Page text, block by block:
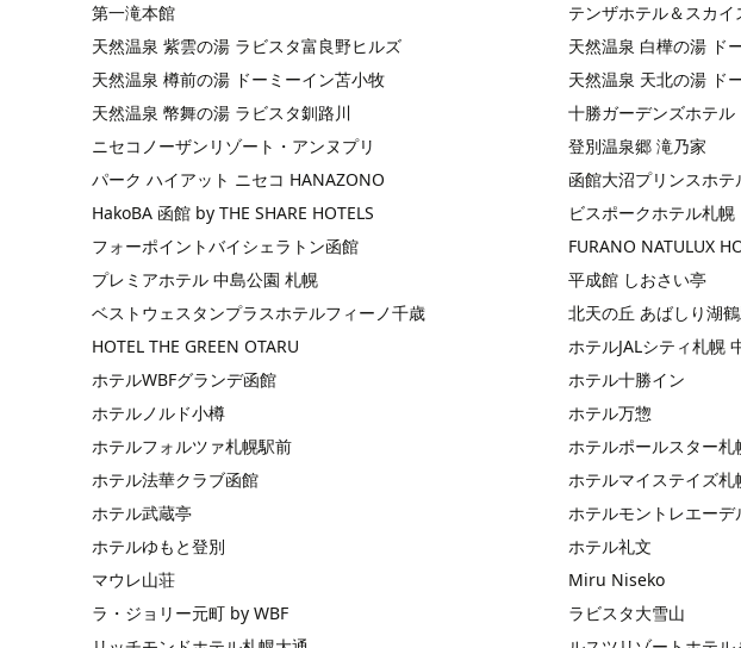
第一滝本館
テンザホテル＆スカ
天然温泉 紫雲の湯 ラビスタ富良野ヒルズ
天然温泉 白樺の湯 ド
天然温泉 樽前の湯 ドーミーイン苫小牧
天然温泉 天北の湯 ド
天然温泉 幣舞の湯 ラビスタ釧路川
十勝ガーデンズホテル
ニセコノーザンリゾート・アンヌプリ
登別温泉郷 滝乃家
パーク ハイアット ニセコ HANAZONO
函館大沼プリンスホテ
HakoBA 函館 by THE SHARE HOTELS
ビスポークホテル札幌
フォーポイントバイシェラトン函館
FURANO NATULUX
プレミアホテル 中島公園 札幌
平成館 しおさい亭
ベストウェスタンプラスホテルフィーノ千歳
北天の丘 あばしり湖
HOTEL THE GREEN OTARU
ホテルJALシティ札幌
ホテルWBFグランデ函館
ホテル十勝イン
ホテルノルド小樽
ホテル万惣
ホテルフォルツァ札幌駅前
ホテルポールスター札
ホテル法華クラブ函館
ホテルマイステイズ札
ホテル武蔵亭
ホテルモントレエーデ
ホテルゆもと登別
ホテル礼文
マウレ山荘
Miru Niseko
ラ・ジョリー元町 by WBF
ラビスタ大雪山